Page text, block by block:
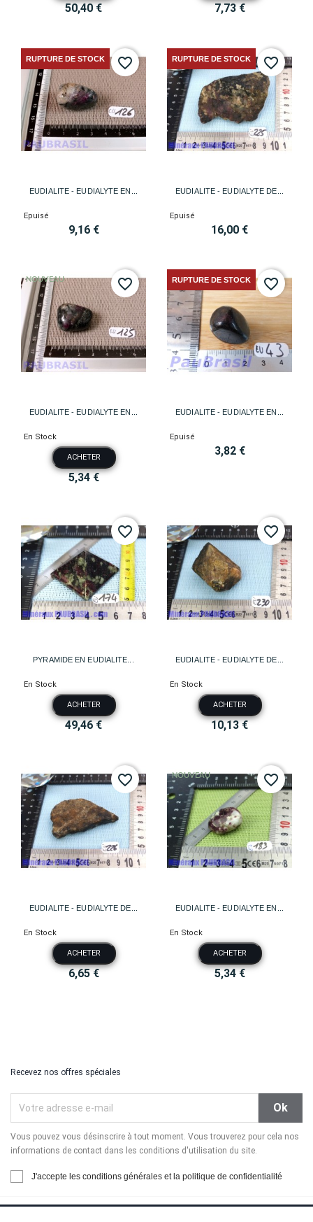
50,40 € 7,73 €
EUDIALITE - EUDIALYTE EN...
Epuisé
9,16 €
RUPTURE DE STOCK favorite_border
EUDIALITE - EUDIALYTE DE...
Epuisé
16,00 €
RUPTURE DE STOCK favorite_border
EUDIALITE - EUDIALYTE EN...
En Stock
ACHETER
5,34 €
NOUVEAU favorite_border
EUDIALITE - EUDIALYTE EN...
Epuisé
3,82 €
RUPTURE DE STOCK favorite_border
PYRAMIDE EN EUDIALITE...
En Stock
ACHETER
49,46 €
favorite_border
EUDIALITE - EUDIALYTE DE...
En Stock
ACHETER
10,13 €
favorite_border
EUDIALITE - EUDIALYTE DE...
En Stock
ACHETER
6,65 €
favorite_border
EUDIALITE - EUDIALYTE EN...
En Stock
ACHETER
5,34 €
NOUVEAU favorite_border
Recevez nos offres spéciales
Vous pouvez vous désinscrire à tout moment. Vous trouverez pour cela nos
informations de contact dans les conditions d'utilisation du site.
J'accepte les conditions générales et la politique de confidentialité